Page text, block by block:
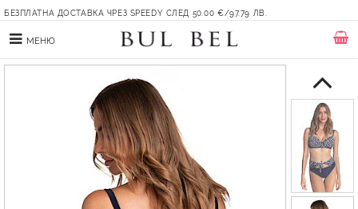
БЕЗПЛАТНА ДОСТАВКА ЧРЕЗ SPEEDY СЛЕД 50.00 €/97.79 ЛВ.
МЕНЮ